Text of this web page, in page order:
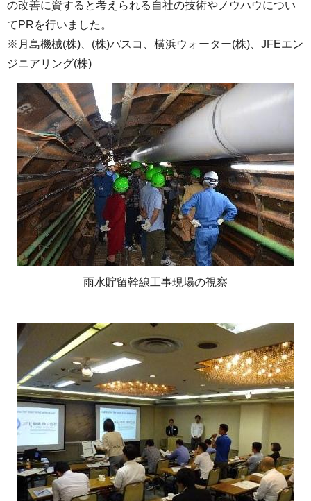
の改善に資すると考えられる自社の技術やノウハウについ
てPRを行いました。
※月島機械(株)、(株)パスコ、横浜ウォーター(株)、JFEエン
ジニアリング(株)
雨水貯留幹線工事現場の視察